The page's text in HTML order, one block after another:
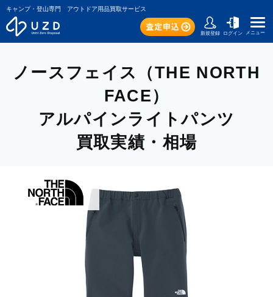
キャンプ・登山専門 アウトドア用品買取サービス
新規登録 ログイン メニュー
ノースフェイス（THE NORTH
FACE）
アルパインライトパンツ
買取実績・相場